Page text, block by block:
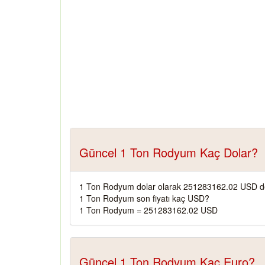
Güncel 1 Ton Rodyum Kaç Dolar?
1 Ton Rodyum dolar olarak 251283162.02 USD
1 Ton Rodyum son fiyatı kaç USD?
1 Ton Rodyum = 251283162.02 USD